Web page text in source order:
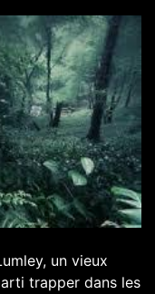
un vieux
trapper dans les